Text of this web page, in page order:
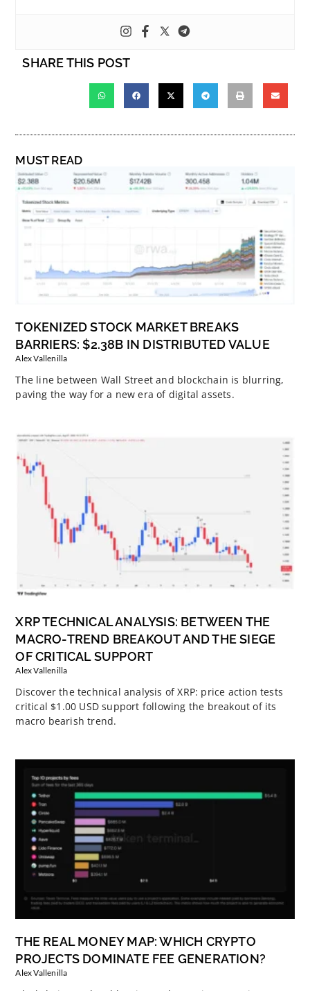
SHARE THIS POST
MUST READ
TOKENIZED STOCK MARKET BREAKS
BARRIERS: $2.38B IN DISTRIBUTED VALUE
Alex Vallenilla
The line between Wall Street and blockchain is blurring,
paving the way for a new era of digital assets.
XRP TECHNICAL ANALYSIS: BETWEEN THE
MACRO-TREND BREAKOUT AND THE SIEGE
OF CRITICAL SUPPORT
Alex Vallenilla
Discover the technical analysis of XRP: price action tests
critical $1.00 USD support following the breakout of its
macro bearish trend.
THE REAL MONEY MAP: WHICH CRYPTO
PROJECTS DOMINATE FEE GENERATION?
Alex Vallenilla